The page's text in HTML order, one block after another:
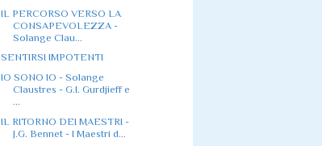
IL PERCORSO VERSO LA
CONSAPEVOLEZZA -
Solange Clau...
SENTIRSI IMPOTENTI
IO SONO IO - Solange
Claustres - G.I. Gurdjieff e
...
IL RITORNO DEI MAESTRI -
J.G. Bennet - I Maestri d...